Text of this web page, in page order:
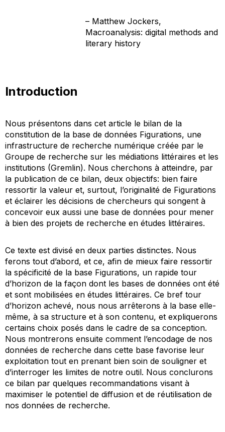
– Matthew Jockers,
Macroanalysis: digital methods and
literary history
Introduction
Nous présentons dans cet article le bilan de la
constitution de la base de données Figurations, une
infrastructure de recherche numérique créée par le
Groupe de recherche sur les médiations littéraires et les
institutions (Gremlin). Nous cherchons à atteindre, par
la publication de ce bilan, deux objectifs: bien faire
ressortir la valeur et, surtout, l’originalité de Figurations
et éclairer les décisions de chercheurs qui songent à
concevoir eux aussi une base de données pour mener
à bien des projets de recherche en études littéraires.
Ce texte est divisé en deux parties distinctes. Nous
ferons tout d’abord, et ce, afin de mieux faire ressortir
la spécificité de la base Figurations, un rapide tour
d’horizon de la façon dont les bases de données ont été
et sont mobilisées en études littéraires. Ce bref tour
d’horizon achevé, nous nous arrêterons à la base elle-
même, à sa structure et à son contenu, et expliquerons
certains choix posés dans le cadre de sa conception.
Nous montrerons ensuite comment l’encodage de nos
données de recherche dans cette base favorise leur
exploitation tout en prenant bien soin de souligner et
d’interroger les limites de notre outil. Nous conclurons
ce bilan par quelques recommandations visant à
maximiser le potentiel de diffusion et de réutilisation de
nos données de recherche.